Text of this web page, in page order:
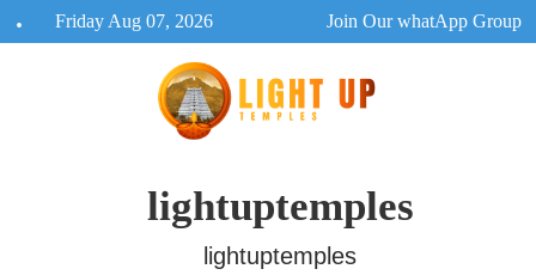
to
Friday Aug 07, 2026 Join Our whatApp Group
lightuptemples
lightuptemples